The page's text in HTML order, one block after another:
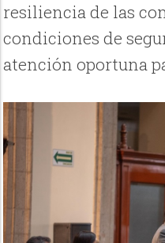
resiliencia de las
condiciones de
atención oportuna